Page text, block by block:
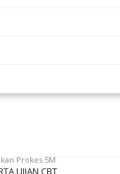
UJIAN CBT
Prokes 5M